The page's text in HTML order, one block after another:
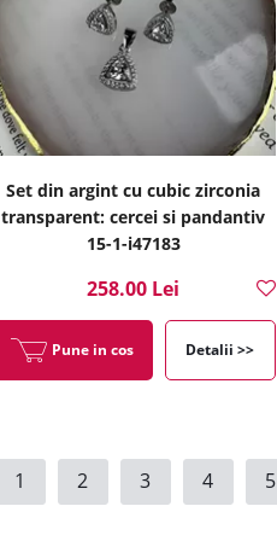
Set din argint cu cubic zirconia
transparent: cercei si pandantiv
15-1-i47183
258.00 Lei
Pune in cos Detalii >>
1 2 3 4 5